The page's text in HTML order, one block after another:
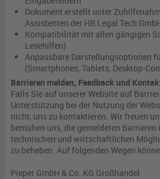
Dokument erstellt unter
Assistenten der HB Legal Tech
Kompatibilität mit allen gängigen
Lesehilfen)
Anpassbare Darstellungsoptionen
(Smartphones, Tablets, Desktop-
Barrieren melden, Feedback und
Falls Sie auf unserer Website auf
Unterstützung bei der Nutzung der
nicht, uns zu kontaktieren. Wir freuen
bemühen uns, die gemeldeten Barrieren
technischen und wirtschaftlichen
zu beheben. Auf folgenden Wegen
Pieper GmbH & Co. KG Großhandel